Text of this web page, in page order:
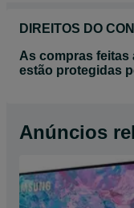
DIREITOS DO
As compras feitas
estão protegidas
Anúncios